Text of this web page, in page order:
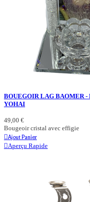
BOUEGOIR LAG BAOMER
YOHAI
49,00 €
Bougeoir cristal avec effigie
Ajout Panier
Aperçu Rapide